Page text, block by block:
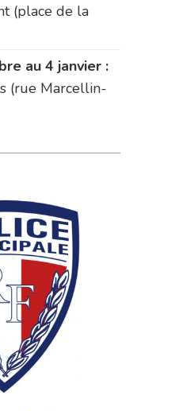
(place de la
au 4 janvier :
(rue Marcellin-